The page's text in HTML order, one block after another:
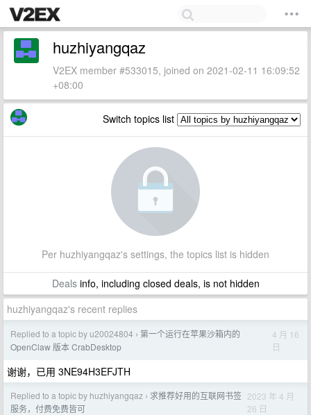
huzhiyangqaz
V2EX member #533015, joined on 2021-02-11 16:09:52
+08:00
Switch topics list
Per huzhiyangqaz's settings, the topics list is hidden
Dealsinfo, including closed deals, is not hidden
huzhiyangqaz's recent replies
Replied to a topic by u20024804 › 第一个运行在苹果沙箱内的
OpenClaw 版本 CrabDesktop
4 月 16
日
谢谢，已用 3NE94H3EFJTH
Replied to a topic by huzhiyangqaz › 求推荐好用的互联网书签
服务，付费免费皆可
2023 年 4 月
26 日